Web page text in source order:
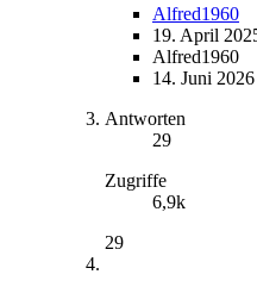
Alfred1960
19. April
Alfred1960
14. Juni 2026
Antworten
29
Zugriffe
6,9k
29